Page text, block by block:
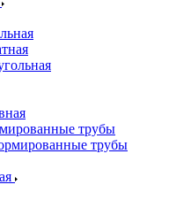
трубы
трубы